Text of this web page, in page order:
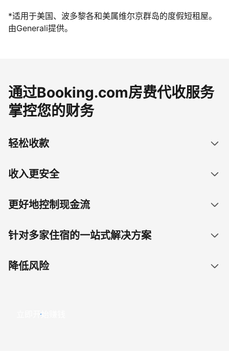
*适用于美国、波多黎各和美属维尔京群岛的度假短租屋。
由Generali提供。
通过Booking.com房费代收服务
掌控您的财务
轻松收款
收入更安全
更好地控制现金流
针对多家住宿的一站式解决方案
降低风险
立即开始赚钱